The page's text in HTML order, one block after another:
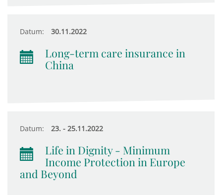
Datum: 30.11.2022
Long-term care insurance in
China
Datum: 23. - 25.11.2022
Life in Dignity - Minimum
Income Protection in Europe
and Beyond